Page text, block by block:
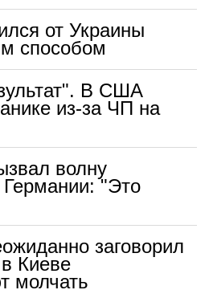
от Украины
способом
В США
из-за ЧП на
волну
"Это
заговорил
Киеве
молчать